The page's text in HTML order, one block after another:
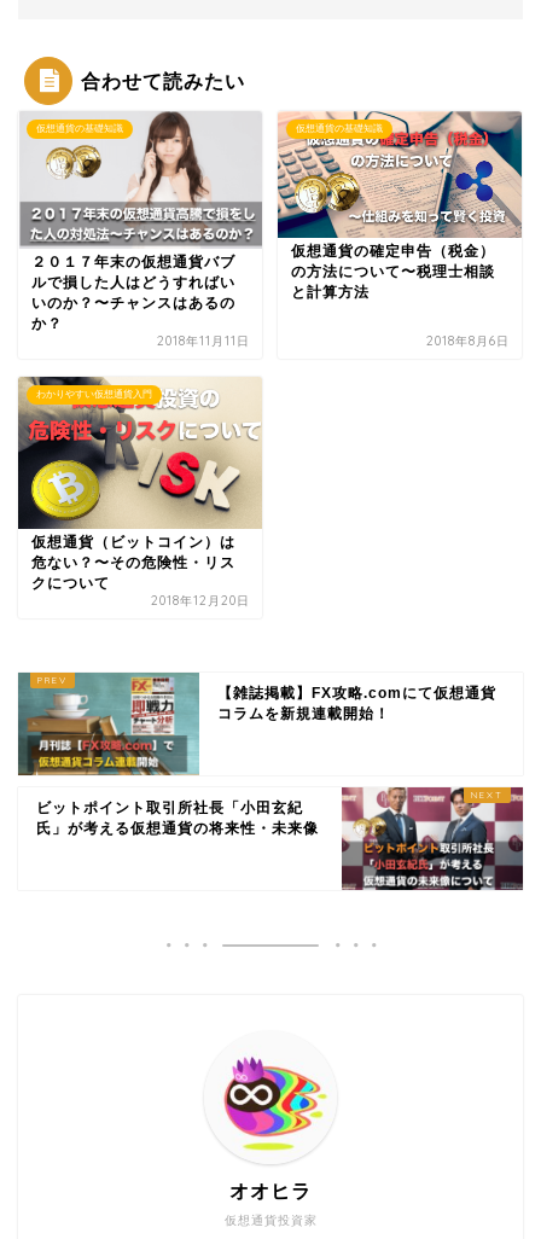
合わせて読みたい
仮想通貨の基礎知識
２０１７年末の仮想通貨バブ
ルで損した人はどうすればい
いのか？〜チャンスはあるの
か？
2018年11月11日
仮想通貨の基礎知識
仮想通貨の確定申告（税金）
の方法について〜税理士相談
と計算方法
2018年8月6日
わかりやすい仮想通貨入門
仮想通貨（ビットコイン）は
危ない？〜その危険性・リス
クについて
2018年12月20日
【雑誌掲載】FX攻略.comにて仮想通貨
コラムを新規連載開始！
ビットポイント取引所社長「小田玄紀
氏」が考える仮想通貨の将来性・未来像
仮想通貨投資家
オオヒラ